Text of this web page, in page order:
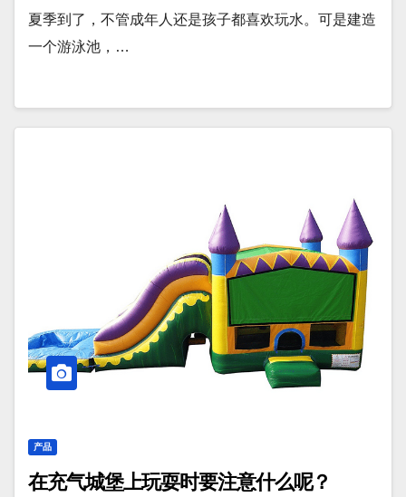
夏季到了，不管成年人还是孩子都喜欢玩水。可是建造
一个游泳池，…
产品
在充气城堡上玩耍时要注意什么呢？